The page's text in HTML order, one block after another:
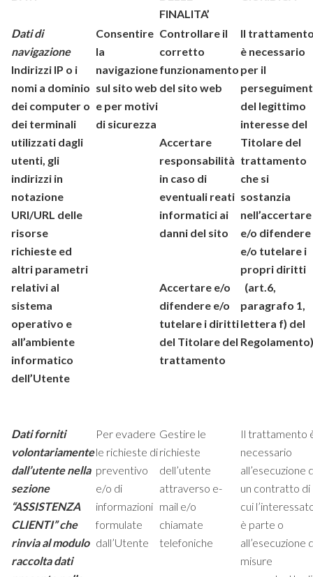
FINALITA’
Dati di
navigazione
Indirizzi IP o i
nomi a dominio
dei computer o
dei terminali
utilizzati dagli
utenti, gli
indirizzi in
notazione
URI/URL delle
risorse
richieste ed
altri parametri
relativi al
sistema
operativo e
all’ambiente
informatico
dell’Utente
Consentire
la
navigazione
sul sito web
e per motivi
di sicurezza
Controllare il
corretto
funzionamento
del sito web
Accertare
responsabilità
in caso di
eventuali reati
informatici ai
danni del sito
Accertare e/o
difendere e/o
tutelare i diritti
del Titolare del
trattamento
Il
è necessario
per il
del legittimo
interesse del
Titolare del
trattamento
che si
sostanzia
nell’accertare
e/o difendere
e/o tutelare i
propri diritti
(art.6,
paragrafo 1,
lettera f) del
Regolamento)
Dati forniti
volontariamente
dall’utente nella
sezione
“ASSISTENZA
CLIENTI” che
rinvia al modulo
raccolta dati
Per evadere
le richieste di
preventivo
e/o di
informazioni
formulate
dall’Utente
Gestire le
richieste
dell’utente
attraverso e-
mail e/o
chiamate
telefoniche
Il trattamento
necessario
all’esecuzione
un contratto di
cui
è parte o
all’esecuzione
misure